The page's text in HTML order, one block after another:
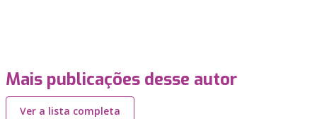
Mais publicações desse autor
Ver a lista completa